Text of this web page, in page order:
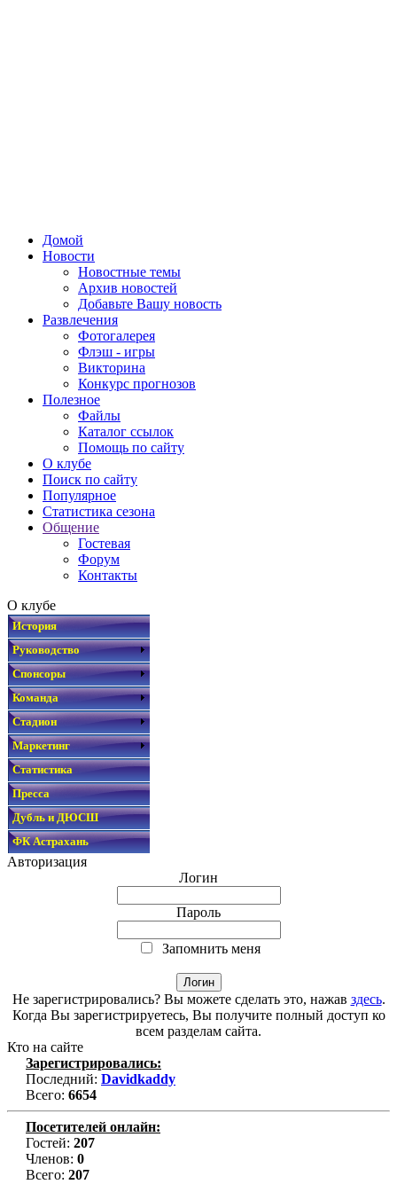
Домой
Новости
Новостные темы
Архив новостей
Добавьте Вашу новость
Развлечения
Фотогалерея
Флэш - игры
Викторина
Конкурс прогнозов
Полезное
Файлы
Каталог ссылок
Помощь по сайту
О клубе
Поиск по сайту
Популярное
Статистика сезона
Общение
Гостевая
Форум
Контакты
О клубе
История
Руководство
Спонсоры
Команда
Стадион
Маркетинг
Статистика
Пресса
Дубль и ДЮСШ
ФК Астрахань
Авторизация
Логин
Пароль
Запомнить меня
Не зарегистрировались? Вы можете сделать это, нажав здесь.
Когда Вы зарегистрируетесь, Вы получите полный доступ ко
всем разделам сайта.
Кто на сайте
Зарегистрировались:
Последний: Davidkaddy
Всего: 6654
Посетителей онлайн:
Гостей: 207
Членов: 0
Всего: 207